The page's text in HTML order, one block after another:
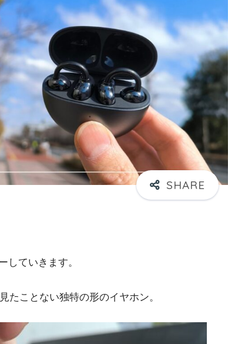
していきます。
たことない独特の形のイヤホン。